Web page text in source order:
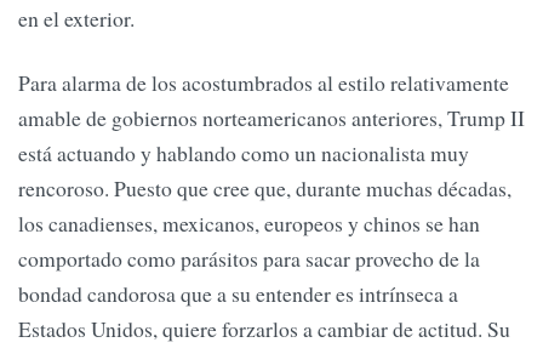
en el exterior.
Para alarma de los acostumbrados al estilo relativamente
amable de gobiernos norteamericanos anteriores, Trump II
está actuando y hablando como un nacionalista muy
rencoroso. Puesto que cree que, durante muchas décadas,
los canadienses, mexicanos, europeos y chinos se han
comportado como parásitos para sacar provecho de la
bondad candorosa que a su entender es intrínseca a
Estados Unidos, quiere forzarlos a cambiar de actitud. Su